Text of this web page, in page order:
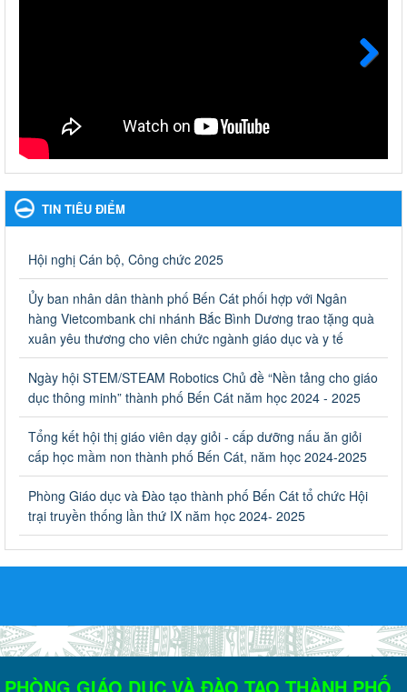
Nhắc nhỡ thực hiện thanh toán không dùng tiền mặt các
khoản thu trong nhà trường năm học 2023-2024 và các năm
Ngày ban hành: 27/09/2023
Hưởng ứng cuộc thi Tìm hiểu Luật Phòng, chống ma túy
Hưởng ứng cuộc thi Tìm hiểu Luật Phòng, chống ma túy
Ngày ban hành: 06/09/2023
bổng, hỗ trợ của Chương trình "Tiếp sức đến trường" năm
học 2023-2024
Về việc thống kê, lập danh sách đề xuất học sinh nhận học bổng,
hỗ trợ của Chương trình "Tiếp sức đến trường" năm học 2023-
2024
Triển khai Kế hoạch Triển khai các hoạt động hưởng ứng
phong trào vệ sinh yêu nước nâng cao sức khỏe nhân dân
năm 2023
Triển khai Kế hoạch Triển khai các hoạt động hưởng ứng phong
trào vệ sinh yêu nước nâng cao sức khỏe nhân dân năm 2023
Ngày ban hành: 10/08/2023
Khẩn trương triển khai các biện pháp tăng cường công tác
trường mẫu giáo, trường tiểu học
Ngày ban hành: 02/08/2023
TIN TIÊU ĐIỂM
Hội nghị Cán bộ, Công chức 2025
Ủy ban nhân dân thành phố Bến Cát phối hợp với Ngân
hàng Vietcombank chi nhánh Bắc Bình Dương trao tặng quà
xuân yêu thương cho viên chức ngành giáo dục và y tế
Ngày hội STEM/STEAM Robotics Chủ đề “Nền tảng cho giáo
dục thông minh” thành phố Bến Cát năm học 2024 - 2025
Tổng kết hội thị giáo viên dạy giỏi - cấp dưỡng nấu ăn giỏi
cấp học mầm non thành phố Bến Cát, năm học 2024-2025
Phòng Giáo dục và Đào tạo thành phố Bến Cát tổ chức Hội
trại truyền thống lần thứ IX năm học 2024- 2025